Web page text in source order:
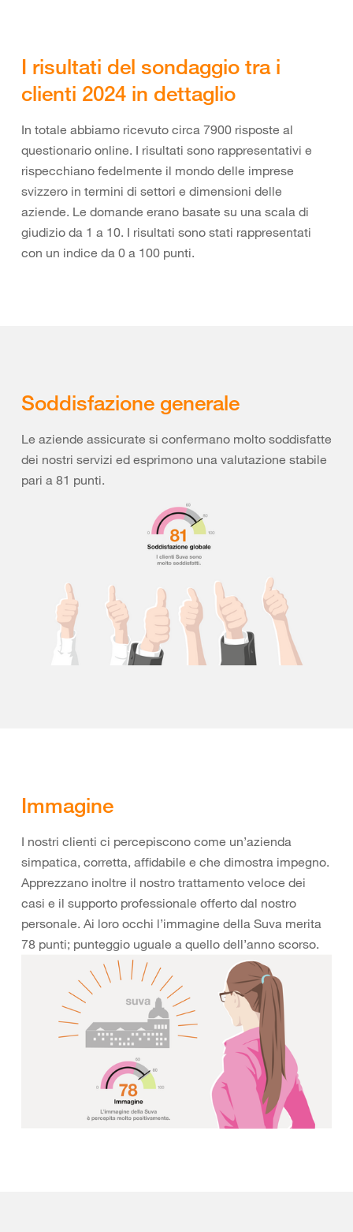
I risultati del sondaggio tra i
clienti 2024 in dettaglio
In totale abbiamo ricevuto circa 7900 risposte al
questionario online. I risultati sono rappresentativi e
rispecchiano fedelmente il mondo delle imprese
svizzero in termini di settori e dimensioni delle
aziende. Le domande erano basate su una scala di
giudizio da 1 a 10. I risultati sono stati rappresentati
con un indice da 0 a 100 punti.
Soddisfazione generale
Le aziende assicurate si confermano molto soddisfatte
dei nostri servizi ed esprimono una valutazione stabile
pari a 81 punti.
Immagine
I nostri clienti ci percepiscono come un’azienda
simpatica, corretta, affidabile e che dimostra impegno.
Apprezzano inoltre il nostro trattamento veloce dei
casi e il supporto professionale offerto dal nostro
personale. Ai loro occhi l’immagine della Suva merita
78 punti; punteggio uguale a quello dell’anno scorso.